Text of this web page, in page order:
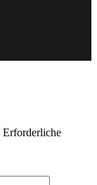
Erforderliche